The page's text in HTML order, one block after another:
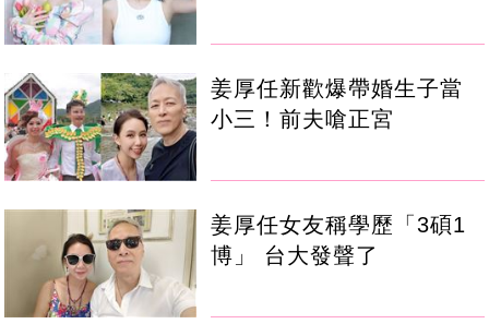
姜厚任新歡爆帶婚生子當
小三！前夫嗆正宮
姜厚任女友稱學歷「3碩1
博」 台大發聲了